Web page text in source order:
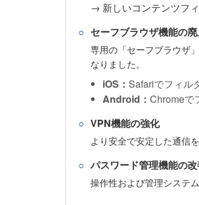
→ 新しいコンテンツフ
セーフブラウザ機能の
専用の「セーフブラウザ
なりました。
iOS： Safariでフィル
Android： Chromeで
VPN機能の強化
より安全で安定した通信
パスワード管理機能の
操作性および管理システ